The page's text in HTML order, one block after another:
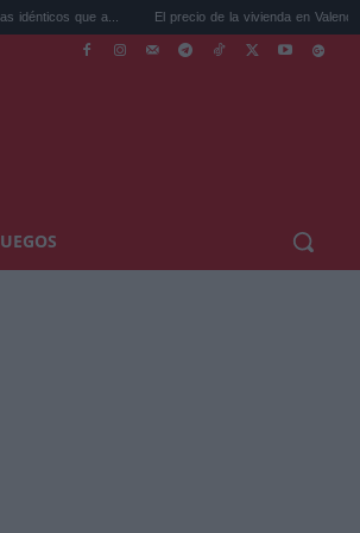
El precio de la vivienda en Valencia sube a 3.485 ...